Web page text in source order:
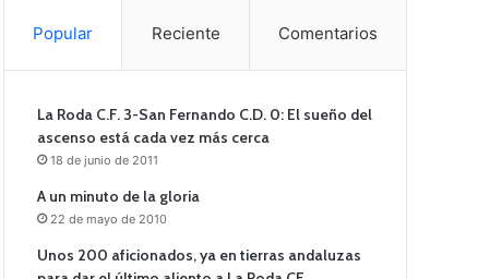
Popular Reciente Comentarios
La Roda C.F. 3-San Fernando C.D. 0: El sueño del
ascenso está cada vez más cerca
18 de junio de 2011
A un minuto de la gloria
22 de mayo de 2010
Unos 200 aficionados, ya en tierras andaluzas